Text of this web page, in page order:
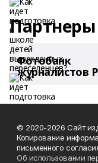
Партнеры
Фотобанк
журналистов
© 2020-2026 Сайт
Копирование
письменного
Об использовании